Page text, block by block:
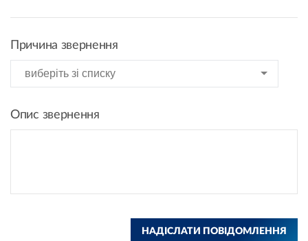
Причина звернення
Опис звернення
НАДІСЛАТИ ПОВІДОМЛЕННЯ